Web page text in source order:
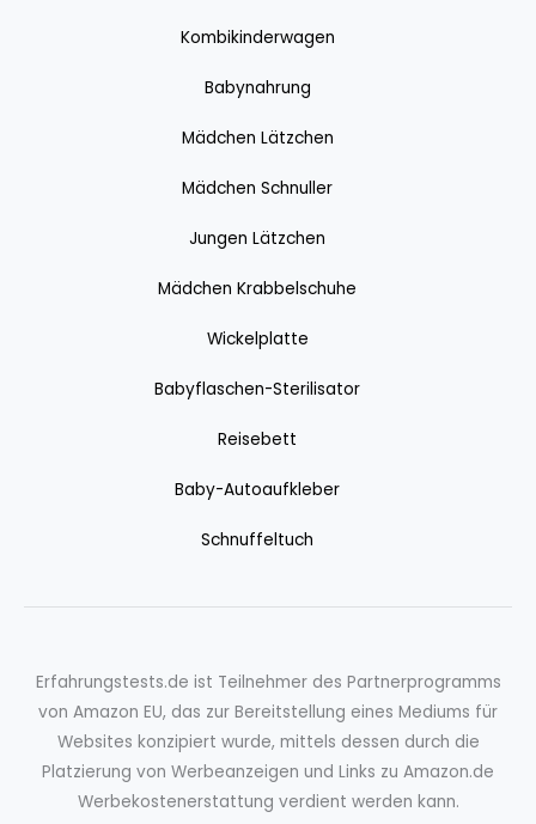
Kombikinderwagen
Babynahrung
Mädchen Lätzchen
Mädchen Schnuller
Jungen Lätzchen
Mädchen Krabbelschuhe
Wickelplatte
Babyflaschen-Sterilisator
Reisebett
Baby-Autoaufkleber
Schnuffeltuch
Erfahrungstests.de ist Teilnehmer des Partnerprogramms
von Amazon EU, das zur Bereitstellung eines Mediums für
Websites konzipiert wurde, mittels dessen durch die
Platzierung von Werbeanzeigen und Links zu Amazon.de
Werbekostenerstattung verdient werden kann.